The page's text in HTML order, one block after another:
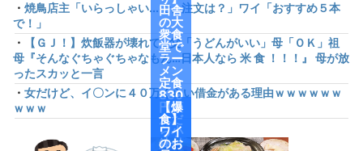
・ 焼鳥店主「いらっしゃい...で、注文は？」ワイ「おすすめ５本
で！」
・
【ＧＪ！】炊飯器が壊れて…父「うどんがいい」母「ＯＫ」祖
母『そんなぐちゃぐちゃなもん…日本人なら 米 食 ！！！』 母が放
ったスカッと一言
・ 女だけど、イ〇ンに４０万くらい借金がある理由ｗｗｗｗｗｗ
ｗｗｗ
田舎
の大
衆食
堂で
ラー
メン
定食
830
円頼
んだ
ら小
鉢付
【爆
食】
ワイ
のお